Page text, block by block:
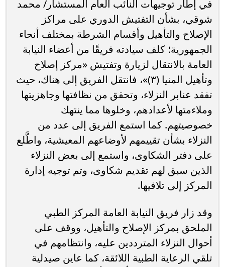
في إطار توجيهات النائب العام المستشار/ محمد
شوقي، بشأن التفتيش الدوري على مراكز
الإصلاح والتأهيل وأقسام الشرطة بمختلف أنحاء
الجمهورية؛ كلف سيادته فريقًا من أعضاء النيابة
العامة بالانتقال لزيارة وتفتيش «مركز إصلاح
وتأهيل المنيا (٣)»، فانتقل الفريق إلى هناك، حيث
تفقد عنابر النزلاء، وتحقق من نظافتها وجاهزيتها
وملاءمتها لأعدادهم، وخلوها مما ينتهك
خصوصيتهم. كما استمع الفريق إلى عدد من
النزلاء بشأن تقييمهم لأوضاعهم المعيشية، واطَّلع
على دفتر الشكاوى، واستمع إلى بعض النزلاء
الذين سبق لهم تقديم شكاوى، وتم توجيه إدارة
المركز إلى تلافيها.
وقد زار فريق النيابة العامة المركز الطبي
الملحق بمركز الإصلاح والتأهيل، ووقف على
أحوال النزلاء المترددين عليه، وانتظامهم في
تلقي الرعاية الطبية اللائقة، كما عاين صيدلية